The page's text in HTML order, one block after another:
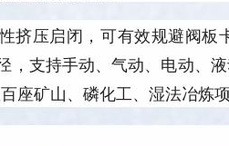
压启闭，可有效规避阀
支持手动、气动、电动、
座矿山、磷化工、湿法冶炼项